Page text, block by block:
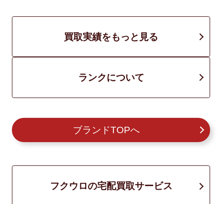
買取実績をもっと見る
ランクについて
ブランドTOPへ
フクウロの宅配買取サービス